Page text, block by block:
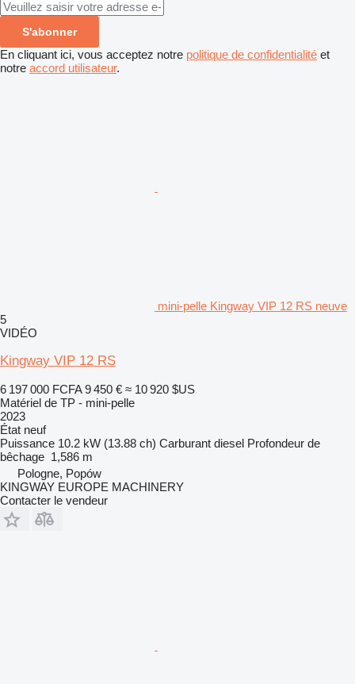
S'abonner
En cliquant ici, vous acceptez notre politique de confidentialité et
notre accord utilisateur.
mini-pelle Kingway VIP 12 RS neuve
5
VIDÉO
Kingway VIP 12 RS
6 197 000 FCFA 9 450 € ≈ 10 920 $US
Matériel de TP - mini-pelle
2023
État neuf
Puissance 10.2 kW (13.88 ch) Carburant diesel Profondeur de
bêchage 1,586 m
Pologne, Popów
KINGWAY EUROPE MACHINERY
Contacter le vendeur